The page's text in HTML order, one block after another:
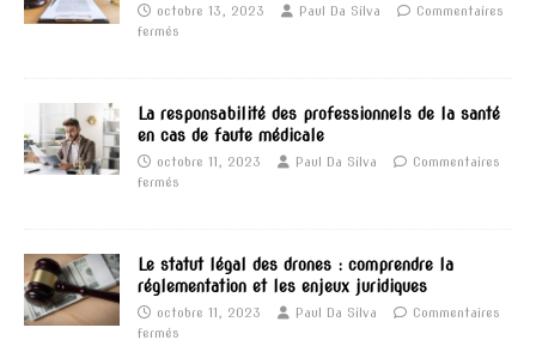
octobre 13, 2023 Paul Da Silva
Commentaires
fermés
La responsabilité des professionnels de la santé
en cas de faute médicale
octobre 11, 2023 Paul Da Silva
Commentaires
fermés
Le statut légal des drones : comprendre la
réglementation et les enjeux juridiques
octobre 11, 2023 Paul Da Silva
Commentaires
fermés